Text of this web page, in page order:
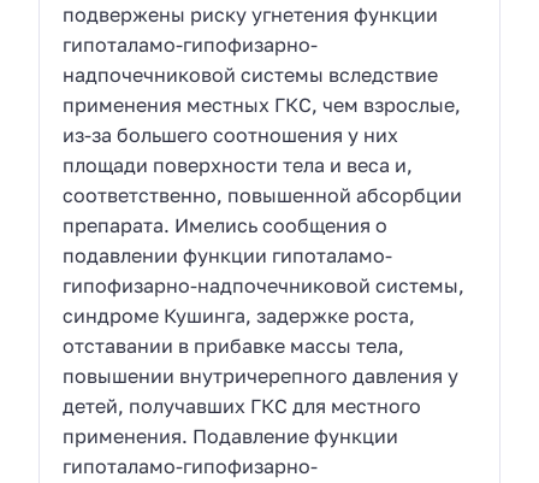
подвержены риску угнетения функции
гипоталамо-гипофизарно-
надпочечниковой системы вследствие
применения местных ГКС, чем взрослые,
из-за бoльшего соотношения у них
площади поверхности тела и веса и,
соответственно, повышенной абсорбции
препарата. Имелись сообщения о
подавлении функции гипоталамо-
гипофизарно-надпочечниковой системы,
синдроме Кушинга, задержке роста,
отставании в прибавке массы тела,
повышении внутричерепного давления у
детей, получавших ГКС для местного
применения. Подавление функции
гипоталамо-гипофизарно-